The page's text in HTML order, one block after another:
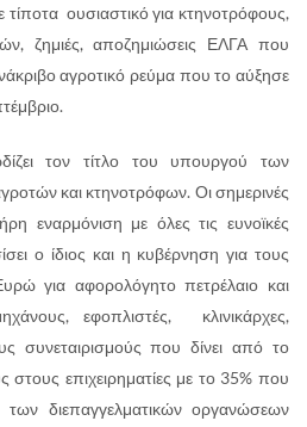
τίποτα ουσιαστικό για κτηνοτρόφους,
ζημιές, αποζημιώσεις ΕΛΓΑ που
αγροτικό ρεύμα που το αύξησε
τον τίτλο του υπουργού των
και κτηνοτρόφων. Οι σημερινές
εναρμόνιση με όλες τις ευνοϊκές
ο ίδιος και η κυβέρνηση για τους
για αφορολόγητο πετρέλαιο και
εφοπλιστές, κλινικάρχες,
συνεταιρισμούς που δίνει από το
στους επιχειρηματίες με το 35% που
διεπαγγελματικών οργανώσεων